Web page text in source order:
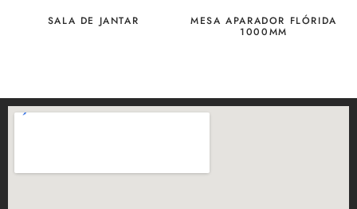
SALA DE JANTAR MESA APARADOR FLÓRIDA
1000MM